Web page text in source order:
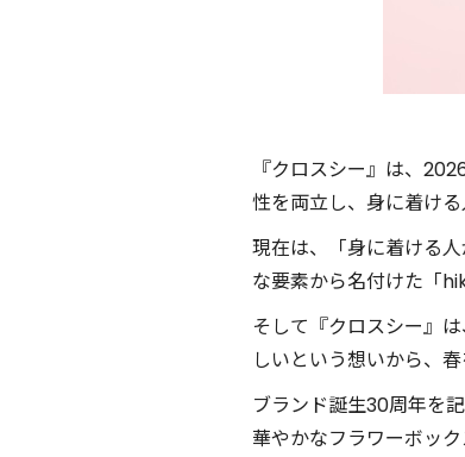
『クロスシー』は、
性を両立し、身に着け
現在は、「身に着ける
な要素から名付けた「
そして『クロスシー』
しいという想いから、
ブランド誕生30周年を
華やかなフラワーボッ